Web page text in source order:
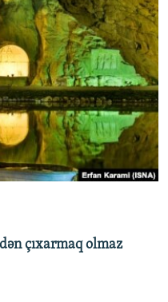
çıxarmaq olmaz